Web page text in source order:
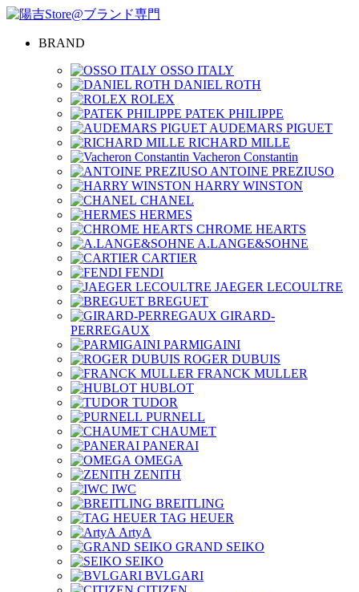
BRAND
OSSO ITALY
DANIEL ROTH
ROLEX
PATEK PHILIPPE
AUDEMARS PIGUET
RICHARD MILLE
Vacheron Constantin
ANTOINE PREZIUSO
HARRY WINSTON
CHANEL
HERMES
CHROME HEARTS
A.LANGE&SOHNE
CARTIER
FENDI
JAEGER LECOULTRE
BREGUET
GIRARD-
PERREGAUX
PARMIGAINI
ROGER DUBUIS
FRANCK MULLER
HUBLOT
TUDOR
PURNELL
CHAUMET
PANERAI
OMEGA
ZENITH
IWC
BREITLING
TAG HEUER
ArtyA
GRAND SEIKO
SEIKO
BVLGARI